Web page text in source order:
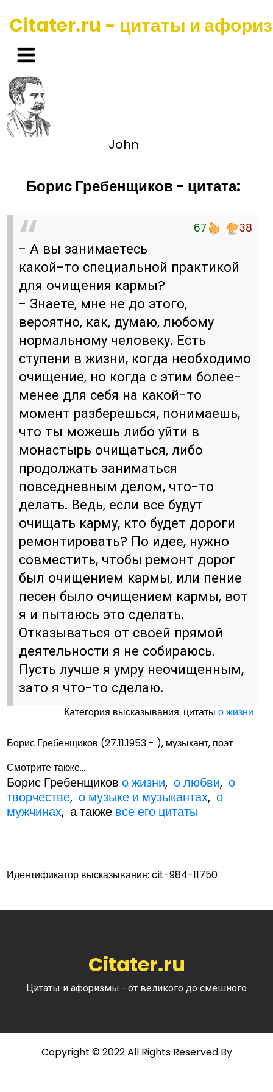
Citater.ru - цитаты и
John
Борис Гребенщиков - цитата:
67 38
- А вы занимаетесь
какой-то специальной практикой
для очищения кармы?
- Знаете, мне не до этого,
вероятно, как, думаю, любому
нормальному человеку. Есть
ступени в жизни, когда необходимо
очищение, но когда с этим более-
менее для себя на какой-то
момент разберешься, понимаешь,
что ты можешь либо уйти в
монастырь очищаться, либо
продолжать заниматься
повседневным делом, что-то
делать. Ведь, если все будут
очищать карму, кто будет дороги
ремонтировать? По идее, нужно
совместить, чтобы ремонт дорог
был очищением кармы, или пение
песен было очищением кармы, вот
я и пытаюсь это сделать.
Отказываться от своей прямой
деятельности я не собираюсь.
Пусть лучше я умру неочищенным,
зато я что-то сделаю.
Категория высказывания: цитатыо жизни
Борис Гребенщиков (27.11.1953 - ), музыкант, поэт
Смотрите также...
Борис Гребенщиково жизни,о любви,о
творчестве,о музыке и музыкантах,о
мужчинах, а также все его цитаты
Идентификатор высказывания: cit-984-11750
Citater.ru
Цитаты и афоризмы - от великого до смешного
Copyright © 2022 All Rights Reserved By